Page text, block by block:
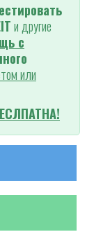
и другие
с
или